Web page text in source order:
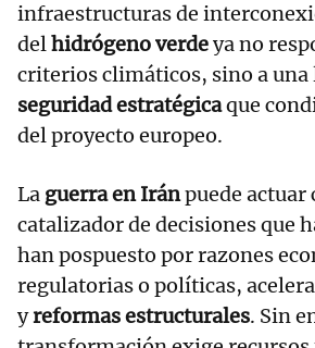
infraestructuras de
delhidrógeno verdeya no
criterios climáticos, sino a una
seguridad estratégicaque
del proyecto europeo.
La guerra en Iránpuede actuar
catalizador de decisiones que
han pospuesto por razones
regulatorias o políticas,
yreformas estructurales. Sin